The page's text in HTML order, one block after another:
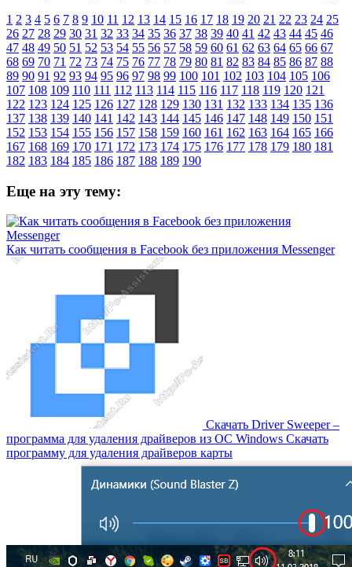
1 2 3 4 5 6 7 8 9 10 11 12 13 14 15 16 17 18 19 20 21 22 23 24 25
26 27 28 29 30 31 32 33 34 35 36 37 38 39 40 41 42 43 44 45 46
47 48 49 50 51 52 53 54 55 56 57 58 59 60 61 62 63 64 65 66 67
68 69 70 71 72 73 74 75 76 77 78 79 80 81 82 83 84 85 86 87 88
89 90 91 92 93 94 95 96 97 98 99 100 101 102 103 104 105 106
107 108 109 110 111 112 113 114 115 116 117 118 119 120 121
122 123 124 125 126 127 128 129 130 131 132 133 134 135 136
137 138 139 140 141 142 143 144 145 146 147 148 149 150 151
152 153 154 155 156 157 158 159 160 161 162 163 164 165 166
167 168 169 170 171 172 173 174 175 176 177 178 179 180 181
182 183 184 185 186 187 188 189 190
Еще на эту тему:
Как читать сообщения в Facebook без приложения Messenger
Скачать Driver Sweeper –
программа для удаления драйверов из OC Windows Скачать
программу для удаления драйверов карты